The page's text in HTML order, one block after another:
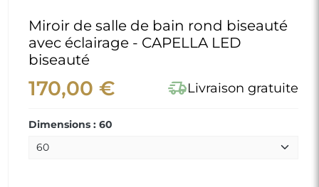
Miroir de salle de bain rond biseauté
avec éclairage - CAPELLA LED
biseauté
170,00 € delivery_truck_speedLivraison gratuite
Dimensions : 60